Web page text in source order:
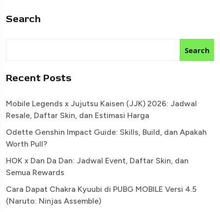
Search
Search
Recent Posts
Mobile Legends x Jujutsu Kaisen (JJK) 2026: Jadwal
Resale, Daftar Skin, dan Estimasi Harga
Odette Genshin Impact Guide: Skills, Build, dan Apakah
Worth Pull?
HOK x Dan Da Dan: Jadwal Event, Daftar Skin, dan
Semua Rewards
Cara Dapat Chakra Kyuubi di PUBG MOBILE Versi 4.5
(Naruto: Ninjas Assemble)